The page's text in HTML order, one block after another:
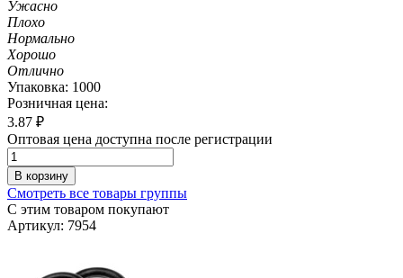
Ужасно
Плохо
Нормально
Хорошо
Отлично
Упаковка: 1000
Розничная цена:
3.87 ₽
Оптовая цена доступна после регистрации
В корзину
Смотреть все товары группы
С этим товаром покупают
Артикул: 7954